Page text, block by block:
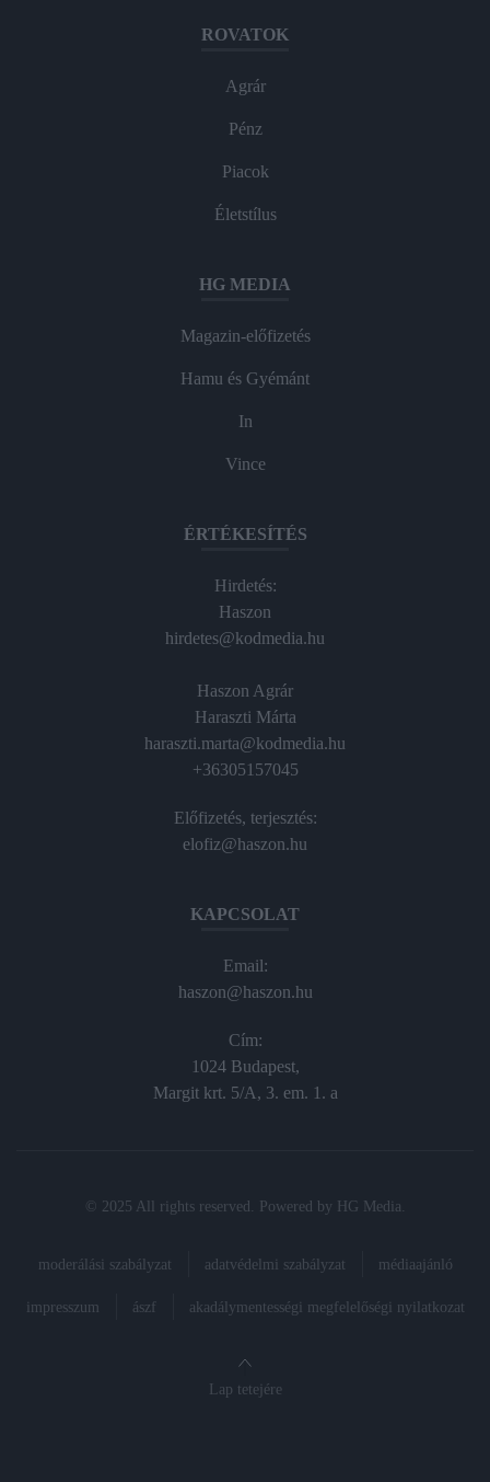
ROVATOK
Agrár
Pénz
Piacok
Életstílus
HG MEDIA
Magazin-előfizetés
Hamu és Gyémánt
In
Vince
ÉRTÉKESÍTÉS
Hirdetés:
Haszon
hirdetes@kodmedia.hu
Haszon Agrár
Haraszti Márta
haraszti.marta@kodmedia.hu
+36305157045
Előfizetés, terjesztés:
elofiz@haszon.hu
KAPCSOLAT
Email:
haszon@haszon.hu
Cím:
1024 Budapest,
Margit krt. 5/A, 3. em. 1. a
© 2025 All rights reserved. Powered by HG Media
moderálási szabályzat adatvédelmi szabályzat médiaajánló
impresszum ászf akadálymentességi megfelelőségi nyilatkozat
Lap tetejére